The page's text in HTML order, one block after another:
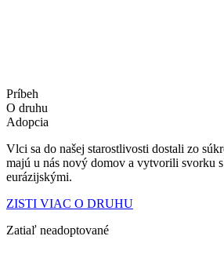
Príbeh
O druhu
Adopcia
Vlci sa do našej starostlivosti dostali zo
majú u nás nový domov a vytvorili svorku
eurázijskými.
ZISTI VIAC O DRUHU
Zatiaľ neadoptované